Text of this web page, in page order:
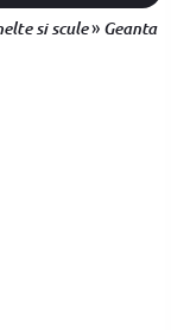
si scule» Geanta